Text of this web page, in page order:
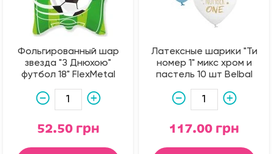
Фольгированный шар
звезда "З Днюхою"
футбол 18" FlexMetal
52.50 грн
Латексные шарики "Ти
номер 1" микс хром и
пастель 10 шт Belbal
117.00 грн